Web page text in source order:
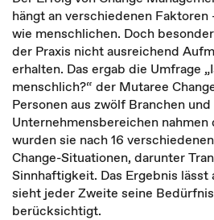
hängt an verschiedenen
wie menschlichen. Doch
der Praxis nicht ausreichend
erhalten. Das ergab die Umfrage
menschlich?“ der Mutaree
Personen aus zwölf Branchen
Unternehmensbereichen
wurden sie nach 16
Change-Situationen, darunter
Sinnhaftigkeit. Das Ergebnis
sieht jeder Zweite seine
berücksichtigt.